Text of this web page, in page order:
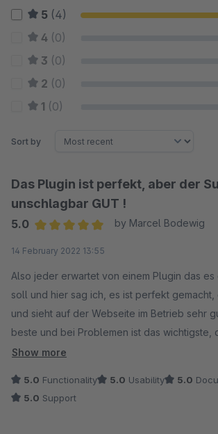
5 (4)
4 (0)
3 (0)
2 (0)
1 (0)
Sort by
Das Plugin ist perfekt, aber der
unschlagbar GUT !
5.0
by Marcel Bodewig
14 February 2022 13:55
Also jeder erwartet von einem Plugin das es
soll und hier sag ich, es ist perfekt
und sieht auf der Webseite im Betrieb sehr
beste und bei Problemen ist das wichtigste,
wurde mir von Herrn Gurtmann perfekt
sondern an uns. Trotzdem hat er sich die
den Fehler zu finden. Daher, nochmals vielen
Show more
5.0 Functionality 5.0 Usability 5.0
5.0 Support